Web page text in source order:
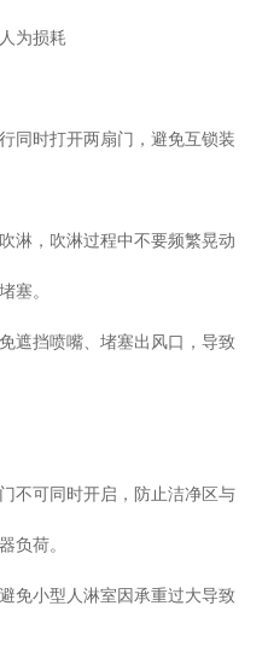
为损耗
时打开两扇门，避免互锁装
，吹淋过程中不要频繁晃动
塞。
挡喷嘴、堵塞出风口，导致
可同时开启，防止洁净区与
负荷。
小型人淋室因承重过大导致